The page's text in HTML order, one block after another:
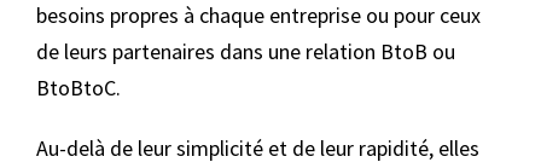
besoins propres à chaque entreprise ou pour ceux
de leurs partenaires dans une relation BtoB ou
BtoBtoC.
Au-delà de leur simplicité et de leur rapidité, elles